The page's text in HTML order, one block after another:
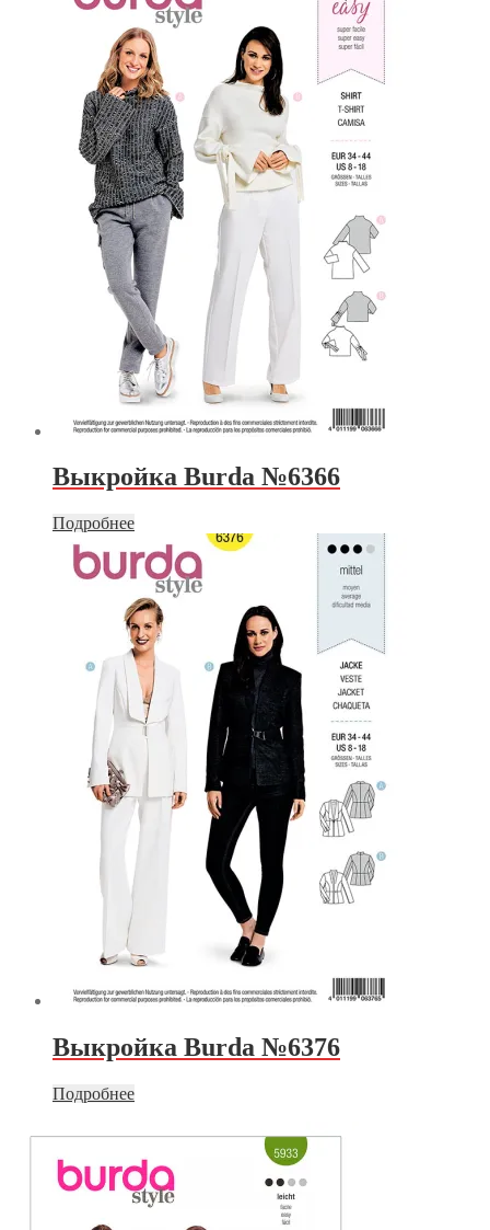
Выкройка Burda №6366
Подробнее
Выкройка Burda №6376
Подробнее